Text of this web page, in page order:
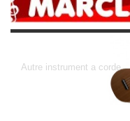
Autre instrument a corde